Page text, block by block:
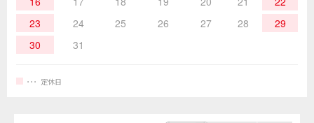
23
24 25 26 27 28
29
30
31
定休日